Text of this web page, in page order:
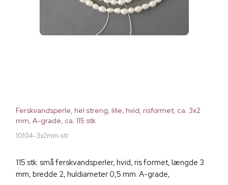
Ferskvandsperle, hel streng, lille, hvid, risformet, ca. 3x2
mm, A-grade, ca. 115 stk
10104-3x2mm-str
115 stk. små ferskvandsperler, hvid, ris formet, længde 3
mm, bredde 2, huldiameter 0,5 mm. A-grade,